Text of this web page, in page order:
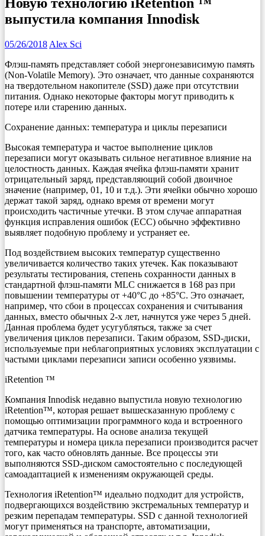
выпустила компания Innodisk
05/26/2018 Alex Sci
Флэш-память представляет собой энергонезависимую память
(Non-Volatile Memory). Это означает, что данные сохраняются
на твердотельном накопителе (SSD) даже при отсутствии
питания. Однако некоторые факторы могут приводить к
потере или старению данных.
Сохранение данных: температура и циклы перезаписи
Высокая температура и частое выполнение циклов
перезаписи могут оказывать сильное негативное влияние на
целостность данных. Каждая ячейка флэш-памяти хранит
отрицательный заряд, представляющий собой двоичное
значение (например, 01, 10 и т.д.). Эти ячейки обычно хорошо
держат такой заряд, однако время от времени могут
происходить частичные утечки. В этом случае аппаратная
функция исправления ошибок (ECC) обычно эффективно
выявляет подобную проблему и устраняет ее.
Под воздействием высоких температур существенно
увеличивается количество таких утечек. Как показывают
результаты тестирования, степень сохранности данных в
стандартной флэш-памяти MLC снижается в 168 раз при
повышении температуры от +40°C до +85°C. Это означает,
например, что сбои в процессах сохранения и считывания
данных, вместо обычных 2-х лет, начнутся уже через 5 дней.
Данная проблема будет усугубляться, также за счет
увеличения циклов перезаписи. Таким образом, SSD-диски,
используемые при неблагоприятных условиях эксплуатации с
частыми циклами перезаписи записи особенно уязвимы.
iRetention ™
Компания Innodisk недавно выпустила новую технологию
iRetention™, которая решает вышесказанную проблему с
помощью оптимизации программного кода и встроенного
датчика температуры. На основе анализа текущей
температуры и номера цикла перезаписи производится расчет
того, как часто обновлять данные. Все процессы эти
выполняются SSD-диском самостоятельно с последующей
самоадаптацией к изменениям окружающей среды.
Технология iRetention™ идеально подходит для устройств,
подвергающихся воздействию экстремальных температур и
резким перепадам температуры. SSD с данной технологией
могут применяться на транспорте, автоматизации,